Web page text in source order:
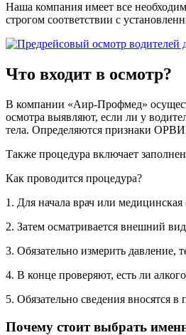
Наша компания имеет все
строгом соответствии с
Что входит в осмотр?
В компании «Аир-Профмед»
осмотра выявляют, если ли у
тела. Определяются признаки
Также процедура включает
Как проводится процедура?
1. Для начала врач или медицинская
2. Затем осматривается внешний
3. Обязательно измерить давление,
4. В конце проверяют, есть ли
5. Обязательно сведения вносятся в
Почему стоит выбрать